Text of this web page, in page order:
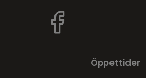
Öppettider